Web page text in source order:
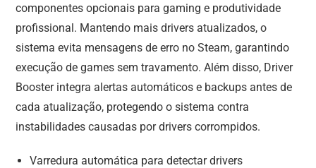
componentes opcionais para gaming e produtividade
profissional. Mantendo mais drivers atualizados, o
sistema evita mensagens de erro no Steam, garantindo
execução de games sem travamento. Além disso, Driver
Booster integra alertas automáticos e backups antes de
cada atualização, protegendo o sistema contra
instabilidades causadas por drivers corrompidos.
Varredura automática para detectar drivers